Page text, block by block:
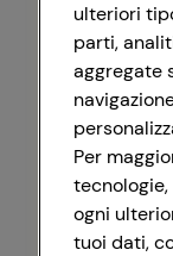
ulteriori
parti,
aggregate
Per
tecnologie,
ogni
tuoi dati,